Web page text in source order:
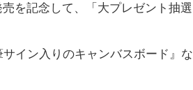
を記念して、「大プレゼント抽選
イン入りのキャンバスボード』な